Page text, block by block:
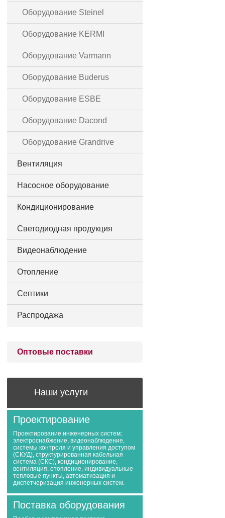
Оборудование Steinel
Оборудование KERMI
Оборудование Varmann
Оборудование Buderus
Оборудование ESBE
Оборудование Dacond
Оборудование Grandrive
Вентиляция
Насосное оборудование
Кондиционирование
Светодиодная продукция
Видеонаблюдение
Отопление
Септики
Распродажа
Оптовые поставки
Наши услуги
Проектирование
Проектирование инженерных систем:
электроснабжение, видеонаблюдение,
системы контроля и управления доступом
(СКУД), структурированная кабельная
система (СКС), кондиционирование,
вентиляция, отопление, индивидуальные
тепловые пункты, автоматизация и
диспетчеризация инженерных систем.
Поставка оборудования